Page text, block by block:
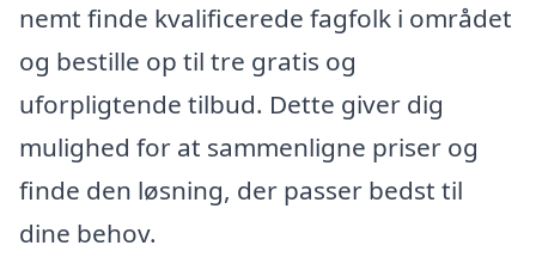
nemt finde kvalificerede fagfolk i området
og bestille op til tre gratis og
uforpligtende tilbud. Dette giver dig
mulighed for at sammenligne priser og
finde den løsning, der passer bedst til
dine behov.